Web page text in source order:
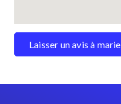
Laisser un avis à marie